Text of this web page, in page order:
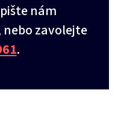
nám
nebo zavolejte
.